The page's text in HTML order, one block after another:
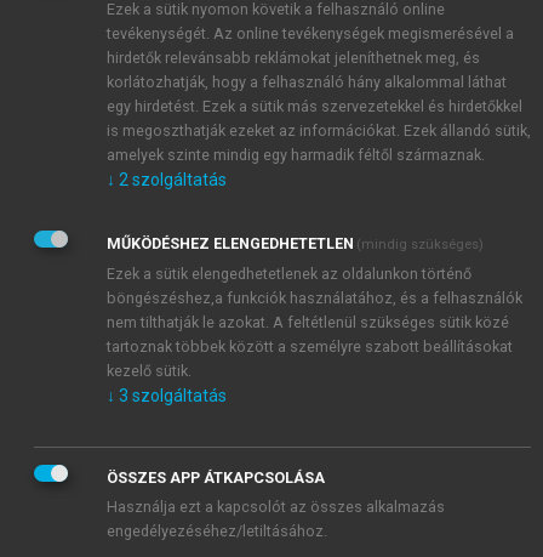
JELSZÓ ÚJRA
Kérek értesítést a MeRSZ újdonságairól, akcióiról.
Kérek értesítést az Akadémiai Kiadó Zrt. újdonságairól,
Adatkezelési tájékoztatóbanfoglaltakat tudomásul
veszem és elfogadom.
Általános vásárlási feltételeket, valamint a szotar.netés a
mersz.huoldalak licencszerződéseiben foglaltakat
tudomásul veszem és elfogadom.
KIPRÓBÁLOM
Ezek a sütik nyomon követik a felhasználó online
tevékenységét. Az online tevékenységek megismerésével a
hirdetők relevánsabb reklámokat jeleníthetnek meg, és
korlátozhatják, hogy a felhasználó hány alkalommal láthat
egy hirdetést. Ezek a sütik más szervezetekkel és hirdetőkkel
is megoszthatják ezeket az információkat. Ezek állandó sütik,
amelyek szinte mindig egy harmadik féltől származnak.
↓ 2 szolgáltatás
MŰKÖDÉSHEZ ELENGEDHETETLEN (mindig szükséges)
Ezek a sütik elengedhetetlenek az oldalunkon történő
böngészéshez,a funkciók használatához, és a felhasználók
nem tilthatják le azokat. A feltétlenül szükséges sütik közé
tartoznak többek között a személyre szabott beállításokat
kezelő sütik.
↓ 3 szolgáltatás
ÖSSZES APP ÁTKAPCSOLÁSA
Használja ezt a kapcsolót az összes alkalmazás
engedélyezéséhez/letiltásához.